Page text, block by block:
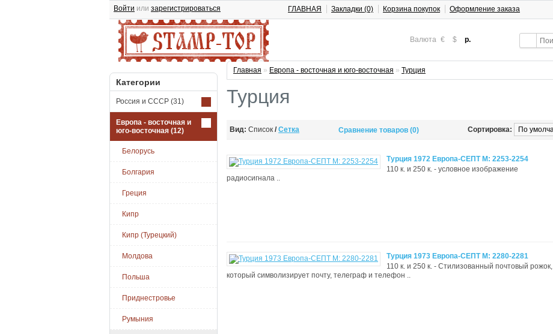
Валюта € $ р.
Войти или зарегистрироваться ГЛАВНАЯ Закладки (0) Корзина покупок Оформление заказа
Категории
Россия и СССР (31)
Европа - восточная и
юго-восточная (12)
Белорусь
Болгария
Греция
Кипр
Кипр (Турецкий)
Молдова
Польша
Приднестровье
Румыния
Главная » Европа - восточная и юго-восточная » Турция
Турция
Вид: Список / Сетка Сравнение товаров (0) Сортировка:
Турция 1972 Европа-СЕПТ М: 2253-2254
110 к. и 250 к. - условное изображение
радиосигнала ..
Турция 1973 Европа-СЕПТ М: 2280-2281
110 к. и 250 к. - Стилизованный почтовый рожок,
который символизирует почту, телеграф и телефон ..